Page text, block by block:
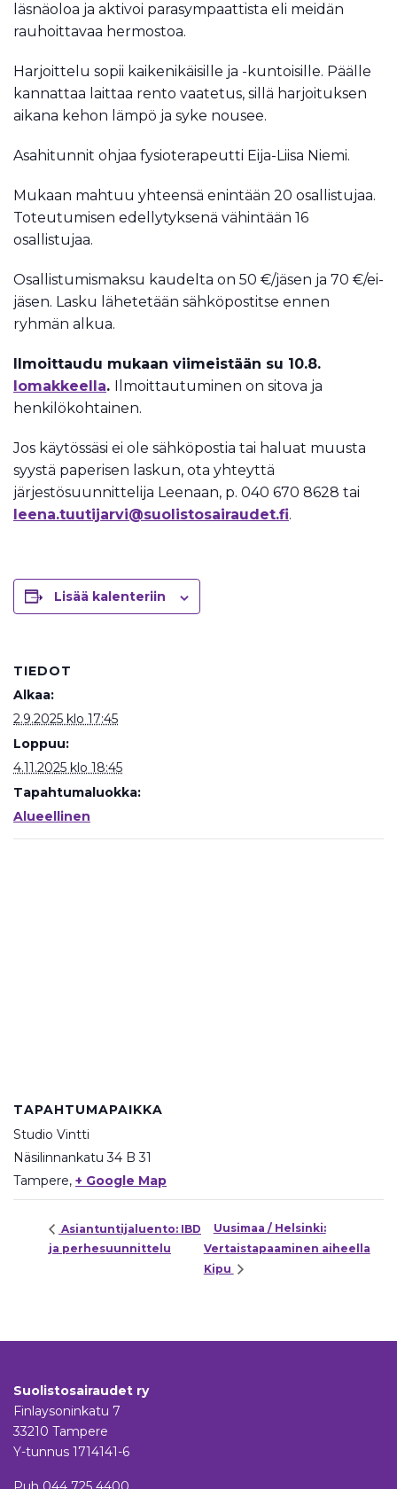
läsnäoloa ja aktivoi parasympaattista eli meidän
rauhoittavaa hermostoa.
Harjoittelu sopii kaikenikäisille ja -kuntoisille. Päälle
kannattaa laittaa rento vaatetus, sillä harjoituksen
aikana kehon lämpö ja syke nousee.
Asahitunnit ohjaa fysioterapeutti Eija-Liisa Niemi.
Mukaan mahtuu yhteensä enintään 20 osallistujaa.
Toteutumisen edellytyksenä vähintään 16
osallistujaa.
Osallistumismaksu kaudelta on 50 €/jäsen ja 70 €/ei-
jäsen. Lasku lähetetään sähköpostitse ennen
ryhmän alkua.
Ilmoittaudu mukaan viimeistään su 10.8.
lomakkeella.
Ilmoittautuminen on sitova ja
henkilökohtainen.
Jos käytössäsi ei ole sähköpostia tai haluat muusta
syystä paperisen laskun, ota yhteyttä
järjestösuunnittelija Leenaan, p. 040 670 8628 tai
leena.tuutijarvi@suolistosairaudet.fi.
Lisää kalenteriin
TIEDOT
Alkaa:
2.9.2025 klo 17:45
Loppuu:
4.11.2025 klo 18:45
Tapahtumaluokka:
Alueellinen
TAPAHTUMAPAIKKA
Studio Vintti
Näsilinnankatu 34 B 31
Tampere, + Google Map
Asiantuntijaluento: IBD
ja perhesuunnittelu
Uusimaa / Helsinki:
Vertaistapaaminen aiheella
Kipu
Suolistosairaudet ry
Finlaysoninkatu 7
33210 Tampere
Y-tunnus 1714141-6